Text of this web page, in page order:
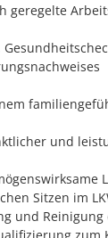
geregelte
und
Sitzen im
und